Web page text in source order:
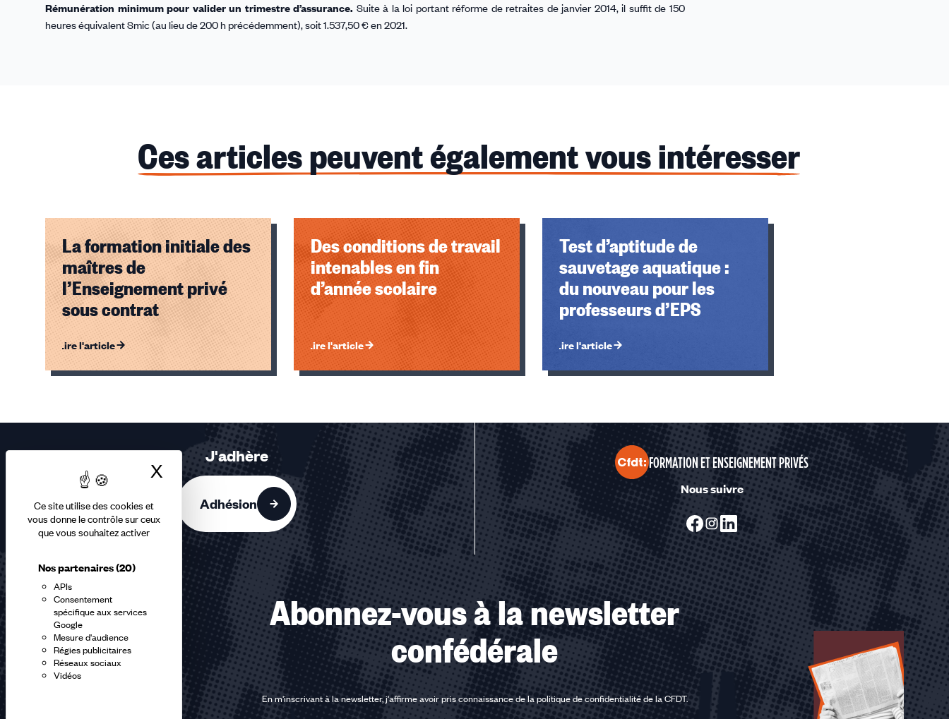
Ce site utilise des cookies et
vous donne le contrôle sur ceux
que vous souhaitez activer
Nos partenaires(20)
APIs
Consentement
spécifique aux services
Google
Mesure d'audience
Régies publicitaires
Réseaux sociaux
Vidéos
X Masquer le bandeau des cookies
Rémunération minimum pour valider un trimestre d’assurance. Suite à la loi portant réforme de retraites de janvier 2014, il suffit de 150
heures équivalent Smic (au lieu de 200 h précédemment), soit 1.537,50 € en 2021.
Ces articles peuvent également vous intéresser
La formation initiale des
maîtres de
l’Enseignement privé
sous contrat
Lire l'article
Des conditions de travail
intenables en fin
d’année scolaire
Lire l'article
Test d’aptitude de
sauvetage aquatique :
du nouveau pour les
professeurs d’EPS
Lire l'article
Éléments
accessibles
J'adhère
Adhésion
FORMATION ET ENSEIGNEMENT PRIVÉS
Nous suivre
Abonnez-vous à la newsletter
confédérale
En m'inscrivant à la newsletter, j'affirme avoir pris connaissance de lapolitique de confidentialité de la CFDT.